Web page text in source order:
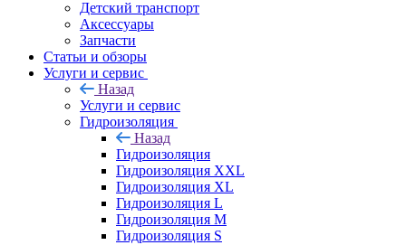
Детский транспорт
Аксессуары
Запчасти
Статьи и обзоры
Услуги и сервис
Назад
Услуги и сервис
Гидроизоляция
Назад
Гидроизоляция
Гидроизоляция XXL
Гидроизоляция XL
Гидроизоляция L
Гидроизоляция M
Гидроизоляция S